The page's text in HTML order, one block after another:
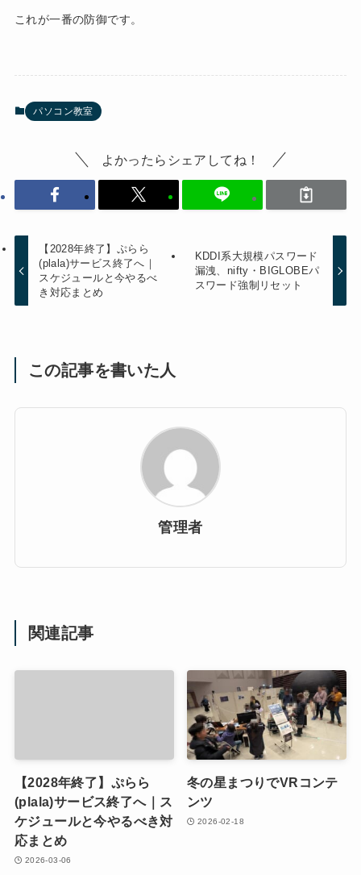
これが一番の防御です。
パソコン教室
よかったらシェアしてね！
【2028年終了】ぷらら
(plala)サービス終了へ｜
スケジュールと今やるべ
き対応まとめ
KDDI系大規模パスワード
漏洩、nifty・BIGLOBEパ
スワード強制リセット
この記事を書いた人
管理者
関連記事
【2028年終了】ぷらら
(plala)サービス終了へ｜ス
ケジュールと今やるべき対
応まとめ
2026-03-06
冬の星まつりでVRコンテ
ンツ
2026-02-18